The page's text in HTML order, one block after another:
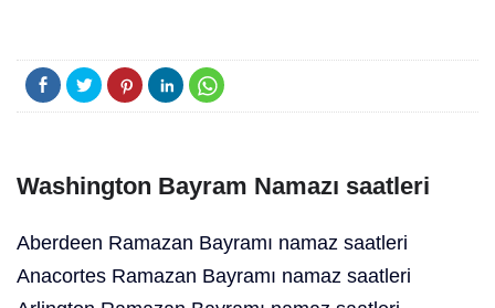
Washington Bayram Namazı saatleri
Aberdeen Ramazan Bayramı namaz saatleri
Anacortes Ramazan Bayramı namaz saatleri